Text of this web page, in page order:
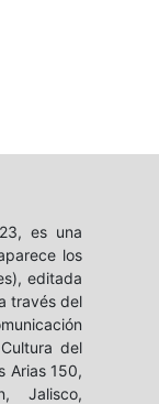
es una
los
editada
través del
del
Arias 150,
Jalisco,